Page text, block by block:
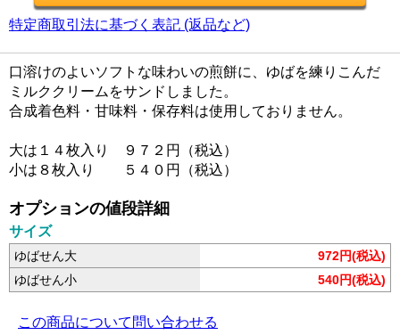
特定商取引法に基づく表記 (返品など)
口溶けのよいソフトな味わいの煎餅に、ゆばを練りこんだ
ミルククリームをサンドしました。
合成着色料・甘味料・保存料は使用しておりません。
大は１４枚入り ９７２円（税込）
小は８枚入り ５４０円（税込）
オプションの値段詳細
サイズ
ゆばせん大
972円(税込)
ゆばせん小
540円(税込)
この商品について問い合わせる